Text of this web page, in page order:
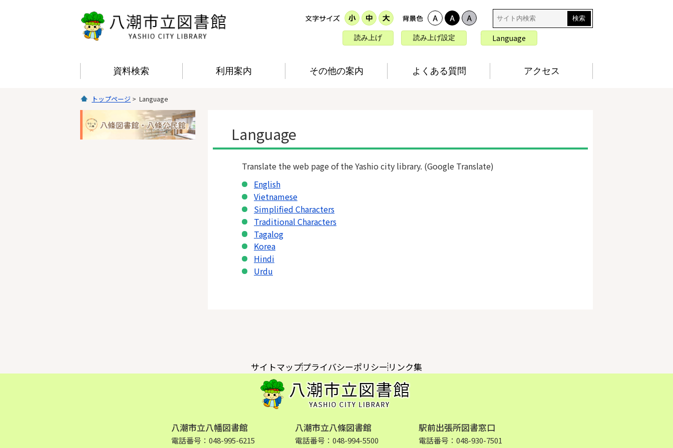
サ
イ
ト
内
読み上げ 読み上げ設定
言
語
Language
資料検索 利用案内 その他の案内 よくある質問 アクセス
トップページ > Language
Language
Translate the web page of the Yashio city library. (Google Translate)
English
Vietnamese
Simplified Characters
Traditional Characters
Tagalog
Korea
Hindi
Urdu
サイトマッププライバシーポリシー リンク集
八潮市立八幡図書館
電話番号：048-995-6215
八潮市立八條図書館
電話番号：048-994-5500
駅前出張所図書窓口
電話番号：048-930-7501